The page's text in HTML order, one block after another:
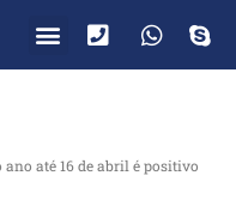
até 16 de abril é positivo